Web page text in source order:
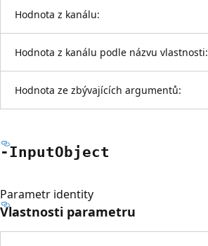
Hodnota z kanálu:
Hodnota z kanálu podle názvu vlastnosti:
Hodnota ze zbývajících argumentů:
-InputObject
Parametr identity
Vlastnosti parametru